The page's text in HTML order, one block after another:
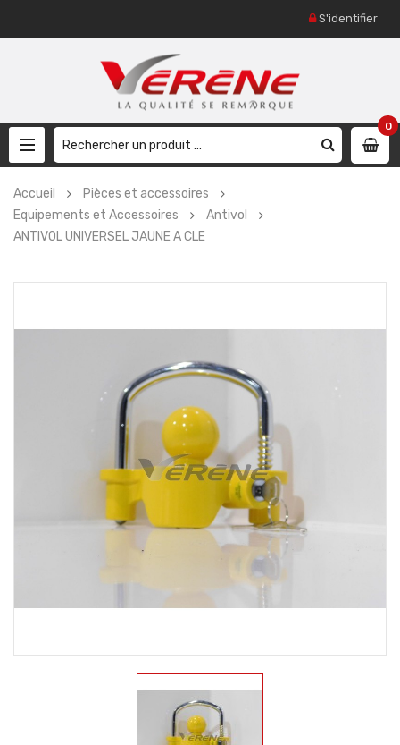
S'identifier
0
Accueil
Pièces et accessoires
Equipements et Accessoires
Antivol
ANTIVOL UNIVERSEL JAUNE A CLE